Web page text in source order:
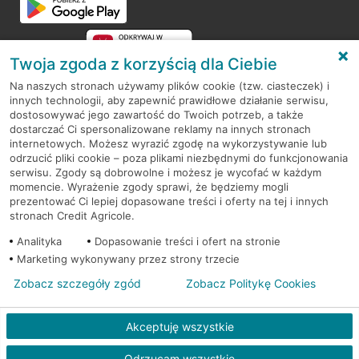
RODO
Regulamin serwisu
Mapa serwisu
PolitykaCookies
© 2026 Credit Agricole Bank Polska S.A. Wszelkie prawa zastrzeżone
Twoja zgoda z korzyścią dla Ciebie
Na naszych stronach używamy plików cookie (tzw. ciasteczek) i
innych technologii, aby zapewnić prawidłowe działanie serwisu,
dostosowywać jego zawartość do Twoich potrzeb, a także
dostarczać Ci spersonalizowane reklamy na innych stronach
internetowych. Możesz wyrazić zgodę na wykorzystywanie lub
odrzucić pliki cookie – poza plikami niezbędnymi do funkcjonowania
serwisu. Zgody są dobrowolne i możesz je wycofać w każdym
momencie. Wyrażenie zgody sprawi, że będziemy mogli
prezentować Ci lepiej dopasowane treści i oferty na tej i innych
stronach Credit Agricole.
Analityka
Dopasowanie treści i ofert na stronie
Marketing wykonywany przez strony trzecie
Akceptuję wszystkie
Zobacz szczegóły zgód Zobacz Politykę Cookies